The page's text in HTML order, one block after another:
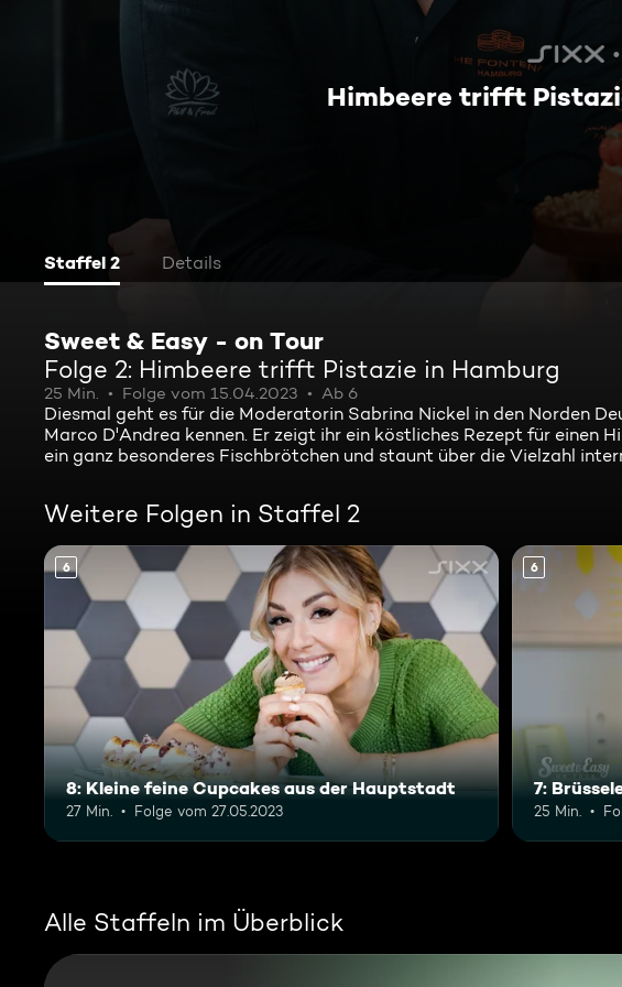
Himbeere trifft
Staffel 2 Details
Sweet & Easy - on Tour
Folge 2: Himbeere trifft Pistazie in Hamburg
25 Min. Folge vom 15.04.2023 Ab 6
Diesmal geht es für die Moderatorin Sabrina Nickel in den Norden
Marco D'Andrea kennen. Er zeigt ihr ein köstliches Rezept für
ein ganz besonderes Fischbrötchen und staunt über die Vielzahl
Weitere Folgen in Staffel 2
6
8: Kleine feine Cupcakes aus der Hauptstadt
27 Min. Folge vom 27.05.2023
6
7:
25 Min.
Alle Staffeln im Überblick